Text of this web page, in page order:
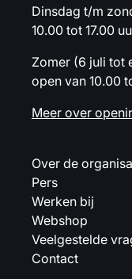
Dinsdag t/m
10.00 tot 17.00
Zomer (6 juli tot
open van 10.00
Meer over
Over de
Pers
Werken bij
Webshop
Veelgestelde
Contact